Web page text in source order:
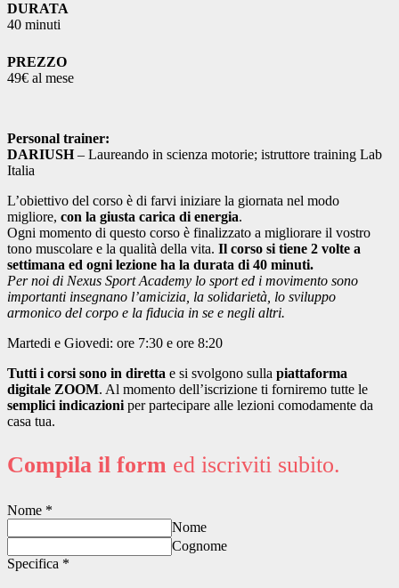
DURATA
40 minuti
PREZZO
49€ al mese
Personal trainer:
DARIUSH– Laureando in scienza motorie; istruttore training Lab
Italia
L’obiettivo del corso è di farvi iniziare la giornata nel modo
migliore, con la giusta carica di energia.
Ogni momento di questo corso è finalizzato a migliorare il vostro
tono muscolare e la qualità della vita. Il corso si tiene 2 volte a
settimana ed ogni lezione ha la durata di 40 minuti.
Per noi di Nexus Sport Academy lo sport ed i movimento sono
importanti insegnano l’amicizia, la solidarietà, lo sviluppo
armonico del corpo e la fiducia in se e negli altri.
Martedi e Giovedi: ore 7:30 e ore 8:20
Tutti i corsi sono in diretta e si svolgono sulla piattaforma
digitale ZOOM. Al momento dell’iscrizione ti forniremo tutte le
semplici indicazioni per partecipare alle lezioni comodamente da
casa tua.
Compila il form ed iscriviti subito.
Nome *
Nome
Cognome
Specifica *